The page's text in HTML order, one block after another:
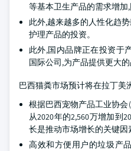
等基本卫生产品的需求增加
此外,越来越多的人性化趋
护理产品的投资。
此外,国内品牌正在投资于
国际公司,为产品提供更大的
巴西猫粪市场预计将在拉丁美
根据巴西宠物产品工业协
从2020年的2,560万增加到
长是推动市场增长的关键因
高效和方便用户的垃圾产